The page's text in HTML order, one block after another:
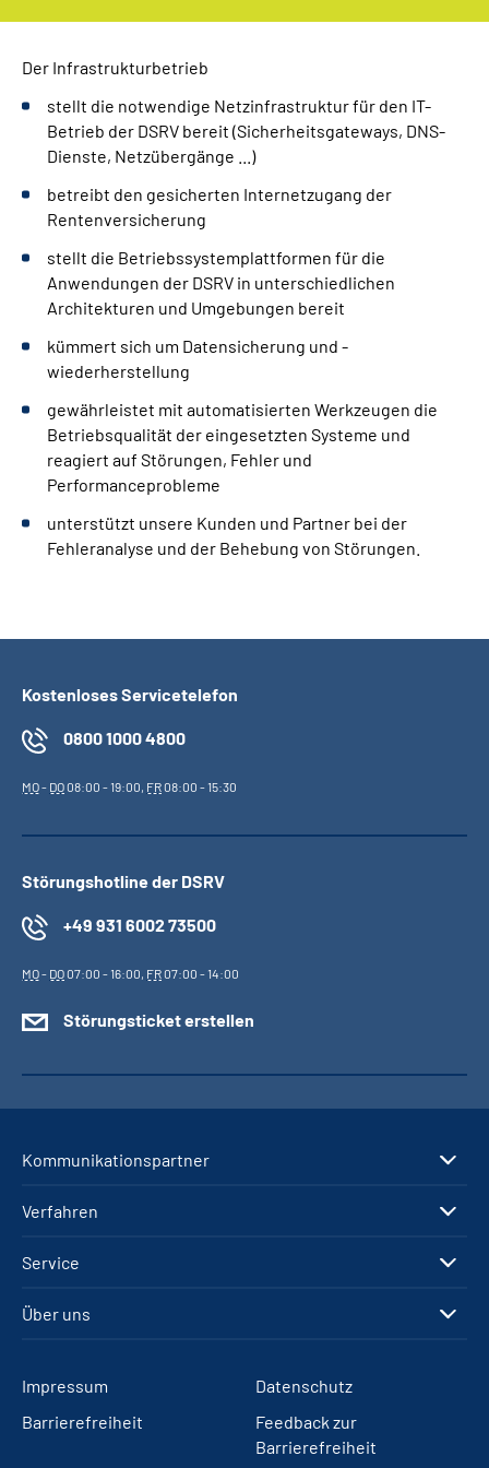
Der Infrastrukturbetrieb
stellt die notwendige Netzinfrastruktur für den IT-
Betrieb der DSRV bereit (Sicherheitsgateways, DNS-
Dienste, Netzübergänge ...)
betreibt den gesicherten Internetzugang der
Rentenversicherung
stellt die Betriebssystemplattformen für die
Anwendungen der DSRV in unterschiedlichen
Architekturen und Umgebungen bereit
kümmert sich um Datensicherung und -
wiederherstellung
gewährleistet mit automatisierten Werkzeugen die
Betriebsqualität der eingesetzten Systeme und
reagiert auf Störungen, Fehler und
Performanceprobleme
unterstützt unsere Kunden und Partner bei der
Fehleranalyse und der Behebung von Störungen.
Kostenloses Servicetelefon
0800 1000 4800
MO- DO08:00 - 19:00, FR08:00 - 15:30
Störungshotline der DSRV
+49 931 6002 73500
MO- DO07:00 - 16:00, FR07:00 - 14:00
Störungsticket erstellen
Kommunikationspartner
Verfahren
Service
Über uns
Impressum
Datenschutz
Barrierefreiheit
Feedback zur
Barrierefreiheit